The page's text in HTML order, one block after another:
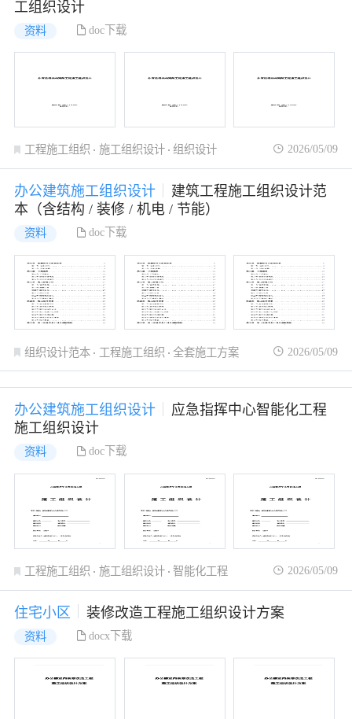
工组织设计
资料 doc下载
工程施工组织 施工组织设计 组织设计 2026/05/09
办公建筑施工组织设计
建筑工程施工组织设计范
本（含结构 / 装修 / 机电 / 节能）
资料 doc下载
组织设计范本 工程施工组织 全套施工方案 2026/05/09
办公建筑施工组织设计
应急指挥中心智能化工程
施工组织设计
资料 doc下载
工程施工组织 施工组织设计 智能化工程 2026/05/09
住宅小区 装修改造工程施工组织设计方案
资料 docx下载